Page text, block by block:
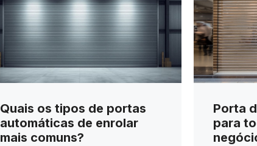
Quais os tipos de portas
automáticas de enrolar
mais comuns?
Porta
para